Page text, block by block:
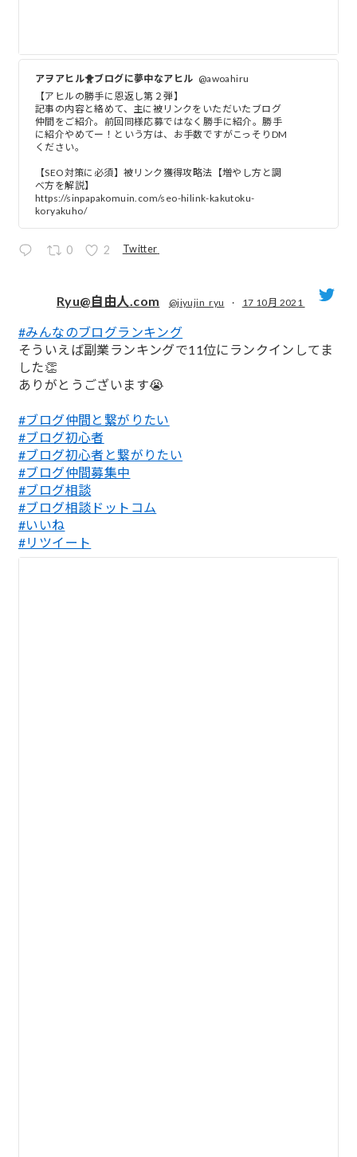
アヲアヒル🐥ブログに夢中なアヒル @awoahiru
【アヒルの勝手に恩返し第２弾】
記事の内容と絡めて、主に被リンクをいただいたブログ
仲間をご紹介。前回同様応募ではなく勝手に紹介。勝手
に紹介やめてー！という方は、お手数ですがこっそりDM
ください。
【SEO対策に必須】被リンク獲得攻略法【増やし方と調
べ方を解説】
https://sinpapakomuin.com/seo-hilink-kakutoku-
koryakuho/
0 2 Twitter
;
Ryu@自由人.com @jiyujin_ryu · 17 10月 2021
#みんなのブログランキング
そういえば副業ランキングで11位にランクインしてま
した👏
ありがとうございます😭
#ブログ仲間と繋がりたい
#ブログ初心者
#ブログ初心者と繋がりたい
#ブログ仲間募集中
#ブログ相談
#ブログ相談ドットコム
#いいね
#リツイート